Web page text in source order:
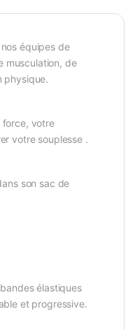
équipes de
musculation, de
physique.
force, votre
votre souplesse .
son sac de
élastiques
et progressive.